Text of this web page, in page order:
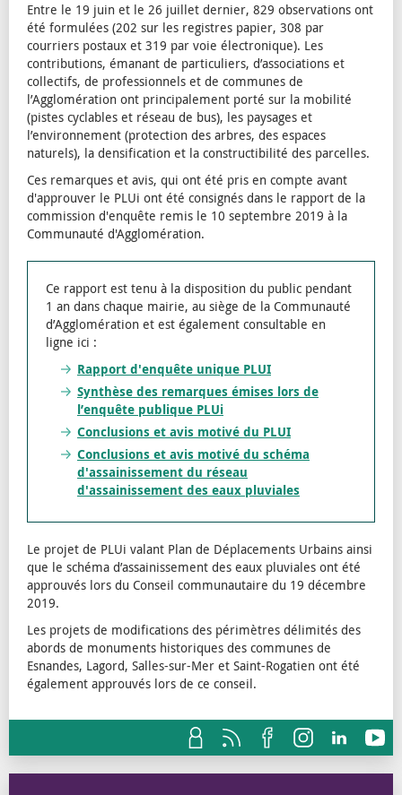
Entre le 19 juin et le 26 juillet dernier, 829 observations ont
été formulées (202 sur les registres papier, 308 par
courriers postaux et 319 par voie électronique). Les
contributions, émanant de particuliers, d’associations et
collectifs, de professionnels et de communes de
l’Agglomération ont principalement porté sur la mobilité
(pistes cyclables et réseau de bus), les paysages et
l’environnement (protection des arbres, des espaces
naturels), la densification et la constructibilité des parcelles.
Ces remarques et avis, qui ont été pris en compte avant
d'approuver le PLUi ont été consignés dans le rapport de la
commission d'enquête remis le 10 septembre 2019 à la
Communauté d'Agglomération.
Ce rapport est tenu à la disposition du public pendant
1 an dans chaque mairie, au siège de la Communauté
d’Agglomération et est également consultable en
ligne ici :
Rapport d'enquête unique PLUI
Synthèse des remarques émises lors de
l’enquête publique PLUi
Conclusions et avis motivé du PLUI
Conclusions et avis motivé du schéma
d'assainissement du réseau
d'assainissement des eaux pluviales
Le projet de PLUi valant Plan de Déplacements Urbains ainsi
que le schéma d’assainissement des eaux pluviales ont été
approuvés lors du Conseil communautaire du 19 décembre
2019.
Les projets de modifications des périmètres délimités des
abords de monuments historiques des communes de
Esnandes, Lagord, Salles-sur-Mer et Saint-Rogatien ont été
également approuvés lors de ce conseil.